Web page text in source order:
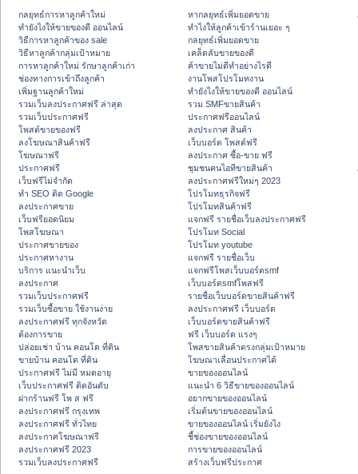
กลยุทธ์การหาลูกค้าใหม่
ทํายังไงให้ขายของดี ออนไลน์
วิธีการหาลูกค้าของ sale
วิธีหาลูกค้ากลุ่มเป้าหมาย
การหาลูกค้าใหม่ รักษาลูกค้าเก่า
ช่องทางการเข้าถึงลูกค้า
เพิ่มฐานลูกค้าใหม่
รวมเว็บลงประกาศฟรี ล่าสุด
รวมเว็บประกาศฟรี
โพสต์ขายของฟรี
ลงโฆษณาสินค้าฟรี
โฆษณาฟรี
ประกาศฟรี
เว็บฟรีไม่จำกัด
ทำ SEO ติด Google
ลงประกาศขาย
เว็บฟรียอดนิยม
โพสโฆษณา
ประกาศขายของ
ประกาศหางาน
บริการ แนะนำเว็บ
ลงประกาศ
รวมเว็บประกาศฟรี
รวมเว็บซื้อขาย ใช้งานง่าย
ลงประกาศฟรี ทุกจังหวัด
ต้องการขาย
ปล่อยเช่า บ้าน คอนโด ที่ดิน
ขายบ้าน คอนโด ที่ดิน
ประกาศฟรี ไม่มี หมดอายุ
เว็บประกาศฟรี ติดอันดับ
ฝากร้านฟรี โพ ส ฟรี
ลงประกาศฟรี กรุงเทพ
ลงประกาศฟรี ทั่วไทย
ลงประกาศโฆษณาฟรี
ลงประกาศฟรี 2023
รวมเว็บลงประกาศฟรี
หากลยุทธ์เพิ่มยอดขาย
ทําไงให้ลูกค้าเข้าร้านเยอะ ๆ
กลยุทธ์เพิ่มยอดขาย
เคล็ดลับขายของดี
ค้าขายไม่ดีทำอย่างไรดี
งานโพสโปรโมทงาน
ทํายังไงให้ขายของดี ออนไลน์
รวม SMFขายสินค้า
ประกาศฟรีออนไลน์
ลงประกาศ สินค้า
เว็บบอร์ด โพสต์ฟรี
ลงประกาศ ซื้อ-ขาย ฟรี
ชุมชนคนไอทีขายสินค้า
ลงประกาศฟรีใหม่ๆ 2023
โปรโมทธุรกิจฟรี
โปรโมทสินค้าฟรี
แจกฟรี รายชื่อเว็บลงประกาศฟรี
โปรโมท Social
โปรโมท youtube
แจกฟรี รายชื่อเว็บ
แจกฟรีโพสเว็บบอร์ดsmf
เว็บบอร์ดsmfโพสฟรี
รายชื่อเว็บบอร์ดขายสินค้าฟรี
ลงประกาศฟรี เว็บบอร์ด
เว็บบอร์ดขายสินค้าฟรี
ฟรี เว็บบอร์ด แรงๆ
โพสขายสินค้าตรงกลุ่มเป้าหมาย
โฆษณาเลื่อนประกาศได้
ขายของออนไลน์
แนะนำ 6 วิธีขายของออนไลน์
อยากขายของออนไลน์
เริ่มต้นขายของออนไลน์
ขายของออนไลน์ เริ่มยังไง
ชี้ช่องขายของออนไลน์
การขายของออนไลน์
สร้างเว็บฟรีประกาศ